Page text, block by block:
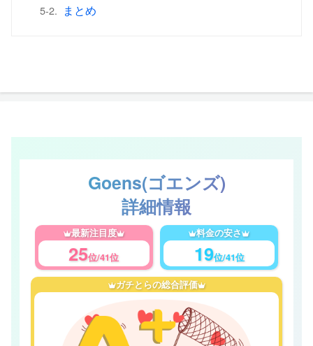
5-2. まとめ
Goens(ゴエンズ)
詳細情報
最新注目度
25位/41位
料金の安さ
19位/41位
ガチとらの総合評価